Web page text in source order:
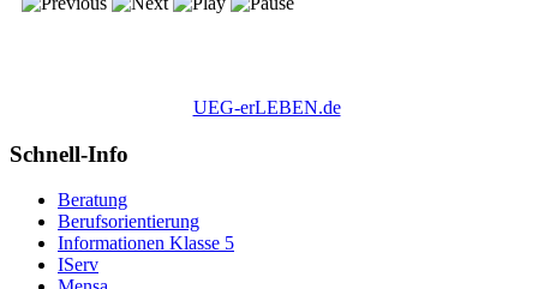
UEG-erLEBEN.de
Schnell-Info
Beratung
Berufsorientierung
Informationen Klasse 5
IServ